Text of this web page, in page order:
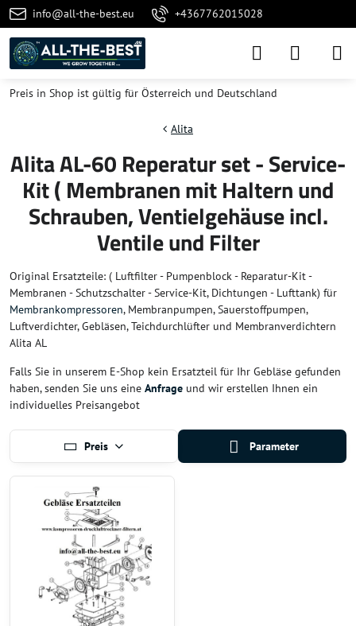
info@all-the-best.eu +4367762015028
Preis in Shop ist gültig für Österreich und Deutschland
Alita
Alita AL-60 Reperatur set - Service-
Kit ( Membranen mit Haltern und
Schrauben, Ventielgehäuse incl.
Ventile und Filter
Original Ersatzteile: ( Luftfilter - Pumpenblock - Reparatur-Kit -
Membranen - Schutzschalter - Service-Kit, Dichtungen - Lufttank) für
Membrankompressoren, Membranpumpen, Sauerstoffpumpen,
Luftverdichter, Gebläsen, Teichdurchlüfter und Membranverdichtern
Alita AL
Falls Sie in unserem E-Shop kein Ersatzteil für Ihr Gebläse gefunden
haben, senden Sie uns eine Anfrage und wir erstellen Ihnen ein
individuelles Preisangebot
Preis Parameter